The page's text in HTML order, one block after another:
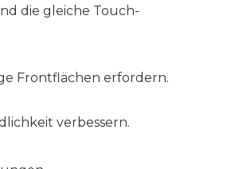
die gleiche Touch-
Frontflächen erfordern.
verbessern.